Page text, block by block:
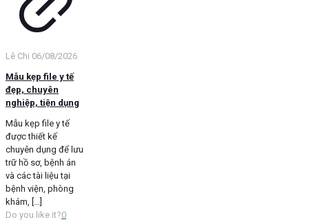
Lê Chi 06/08/2026
Mẫu kẹp file y tế
đẹp, chuyên
nghiệp, tiện dụng
Mẫu kẹp file y tế
được thiết kế
chuyên dụng để lưu
trữ hồ sơ, bệnh án
và các tài liệu tại
bệnh viện, phòng
khám, […]
Do you like it?0